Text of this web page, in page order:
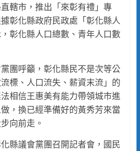
轄市，推出「來彰有禮」專
彰化縣政府民政處「彰化縣人
彰化縣人口總數、青年人口數
團呼籲，彰化縣民不是次等公
標、人口流失、薪資末流」的
相信王惠美有能力帶領城市進
，換已經準備好的黃秀芳來當
向前走。
縣議會黨團召開記者會，國民